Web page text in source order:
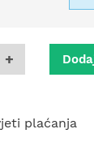
+
plaćanja